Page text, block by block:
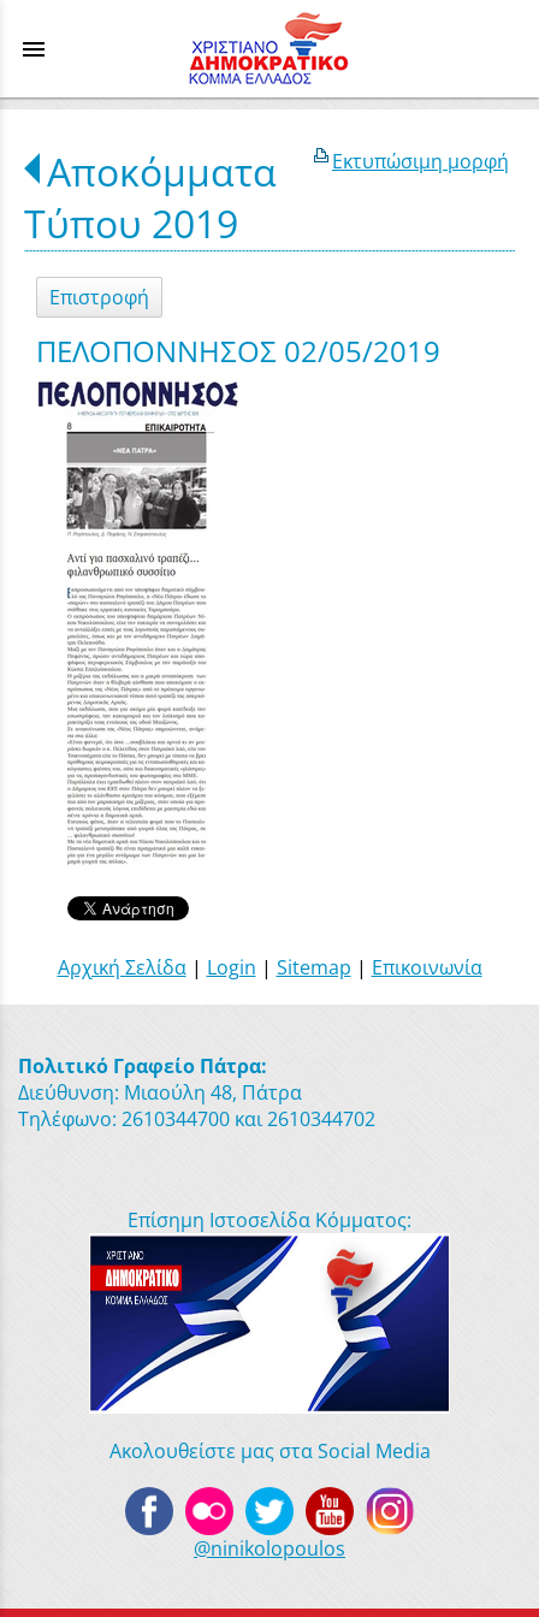
menu
Εκτυπώσιμη μορφή
Αποκόμματα
Τύπου 2019
Επιστροφή
ΠΕΛΟΠΟΝΝΗΣΟΣ 02/05/2019
Αρχική Σελίδα| Login | Sitemap | Επικοινωνία
Πολιτικό Γραφείο Πάτρα:
Διεύθυνση: Μιαούλη 48, Πάτρα
Τηλέφωνο: 2610344700 και 2610344702
Επίσημη Ιστοσελίδα Κόμματος:
Ακολουθείστε μας στα Social Media
@ninikolopoulos